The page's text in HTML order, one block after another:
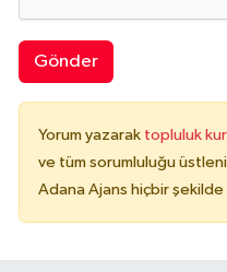
Gönder
Yorum yazarak topluluk
ve tüm sorumluluğu
Adana Ajans hiçbir